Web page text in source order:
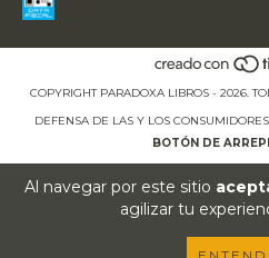
Al navegar por este sitio
agilizar tu
COPYRIGHT PARADOXA LIBROS - 2026.
DEFENSA DE LAS Y LOS
BOTÓN DE